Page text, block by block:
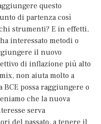
questo
di partenza così
strumenti? E in effetti,
interessato metodi o
il nuovo
di inflazione più alto
non aiuta molto a
possa raggiungere o
che la nuova
serva